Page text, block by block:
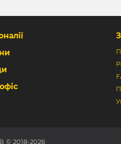
© 2018-2026